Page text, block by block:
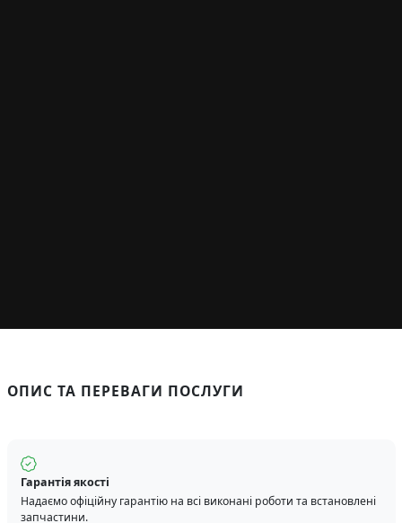
ОПИС ТА ПЕРЕВАГИ ПОСЛУГИ
Гарантія якості
Надаємо офіційну гарантію на всі виконані роботи та встановлені
запчастини.